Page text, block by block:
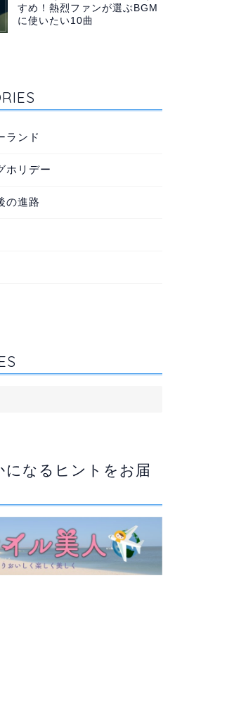
すめ！熱烈ファンが選ぶBGM
に使いたい10曲
ランド
ホリデー
の進路
になるヒントをお届